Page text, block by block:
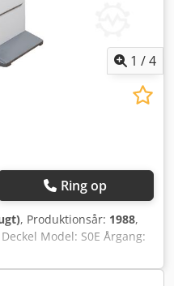
1 /4
Ring op
, Produktionsår: 1988,
Model: S0E Årgang:
lys grå / RAL7012
12 måneder ved